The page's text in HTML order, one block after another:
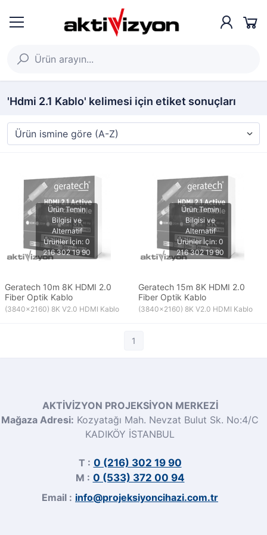
'Hdmi 2.1 Kablo' kelimesi için etiket sonuçları
Geratech 10m 8K HDMI 2.0
Fiber Optik Kablo
(3840x2160) 8K V2.0 HDMI Kablo
Geratech 15m 8K HDMI 2.0
Fiber Optik Kablo
(3840x2160) 8K V2.0 HDMI Kablo
1
AKTİVİZYON PROJEKSİYON MERKEZİ
Mağaza Adresi: Kozyatağı Mah. Nevzat Bulut Sk. No:4/C
KADIKÖY İSTANBUL
T : 0 (216) 302 19 90
M : 0 (533) 372 00 94
Email : info@projeksiyoncihazi.com.tr